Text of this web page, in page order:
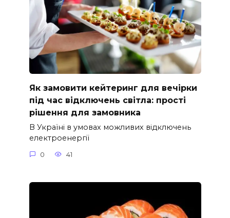
Як замовити кейтеринг для вечірки
під час відключень світла: прості
рішення для замовника
В Україні в умовах можливих відключень
електроенергії
0 41